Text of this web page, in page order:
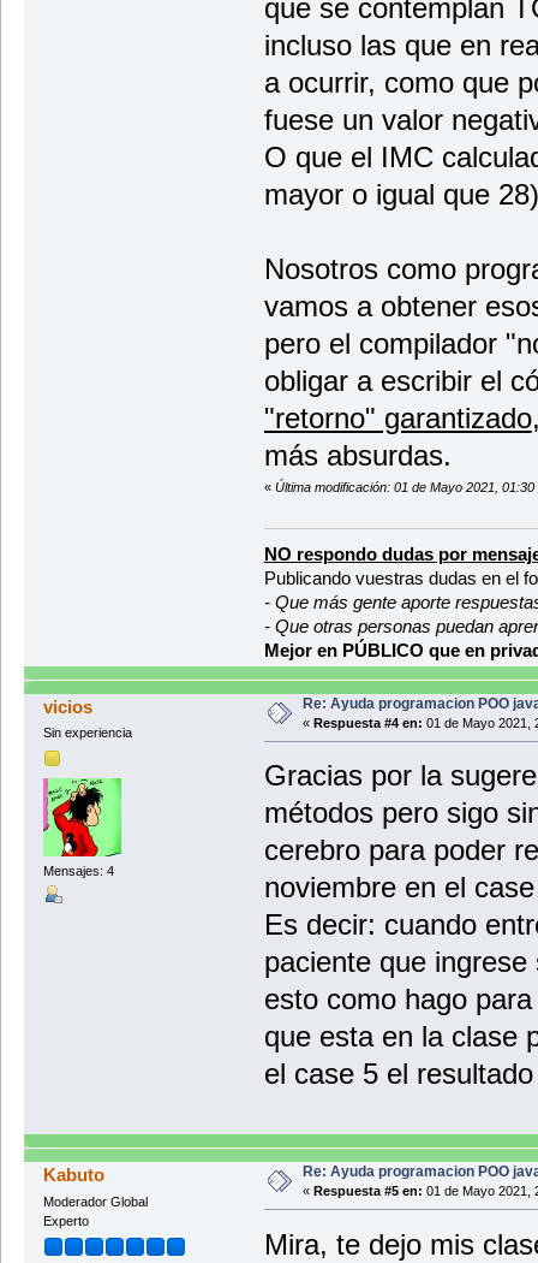
que se contemplan
incluso las que en
a ocurrir, como que
fuese un valor
O que el IMC
mayor o igual que 28)
Nosotros como
vamos a obtener
pero el compilador
obligar a escribir el
"retorno" garantizado
más absurdas.
« Última modificación: 01 de Mayo 2021, 01:30
NO respondo dudas por
Publicando vuestras dudas en el
- Que más gente aporte
- Que otras personas puedan
Mejor en PÚBLICO que en
vicios
Sin experiencia
Mensajes: 4
Re: Ayuda programacion POO
« Respuesta #4 en: 01 de Mayo 2021,
Gracias por la
métodos pero sigo
cerebro para poder
noviembre en el
Es decir: cuando
paciente que
esto como hago
que esta en la clase
el case 5 el
Kabuto
Moderador Global
Experto
Re: Ayuda programacion POO
« Respuesta #5 en: 01 de Mayo 2021,
Mira, te dejo mis